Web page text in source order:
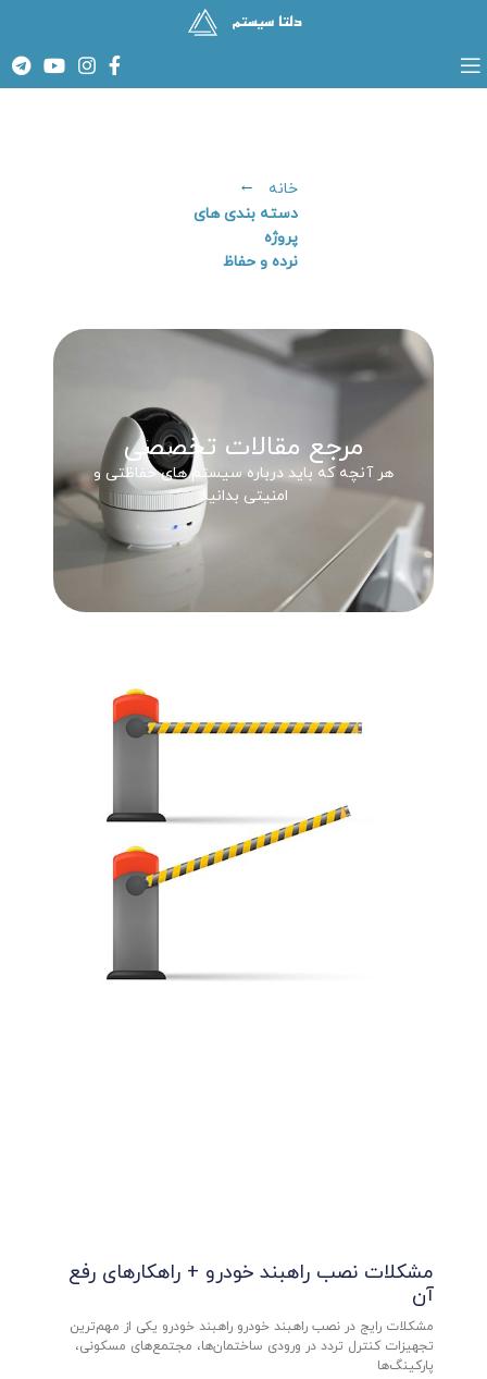
خانه
دسته بندی های
پروژه
نرده و حفاظ
مرجع مقالات تخصصی
هر آنچه که باید درباره سیستم های حفاظتی و
امنیتی بدانید
مشکلات نصب راهبند خودرو + راهکارهای رفع
آن
مشکلات رایج در نصب راهبند خودرو راهبند خودرو یکی از مهم‌ترین
تجهیزات کنترل تردد در ورودی ساختمان‌ها، مجتمع‌های مسکونی،
پارکینگ‌ها